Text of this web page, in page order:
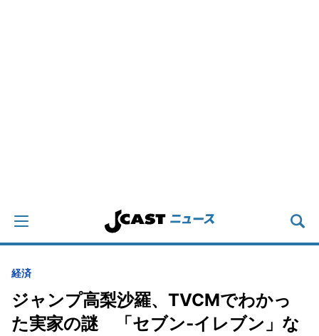
経済
ジャンプ高梨沙羅、TVCMでわかっ
た実家の謎 「セブン‐イレブン」な